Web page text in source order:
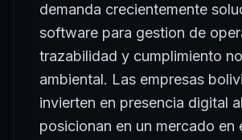
demanda crecientemente
software para gestion de
trazabilidad y cumplimiento
ambiental. Las empresas
invierten en presencia digital
posicionan en un mercado en